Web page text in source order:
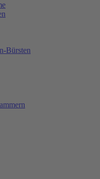
Bürsten